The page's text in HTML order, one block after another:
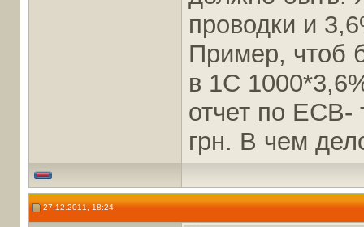
проводки и
Пример, чтоб
в 1С
отчет по ЕСВ-
грн. В чем
27.12.2011, 18:24